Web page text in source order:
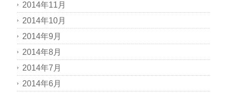
2014年11月
2014年10月
2014年9月
2014年8月
2014年7月
2014年6月